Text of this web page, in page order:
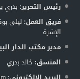
رئيس التحرير: بدري
فريق العمل: ليلى
الإشرة
مدير مكتب الدار
المنسق: خالد بدري